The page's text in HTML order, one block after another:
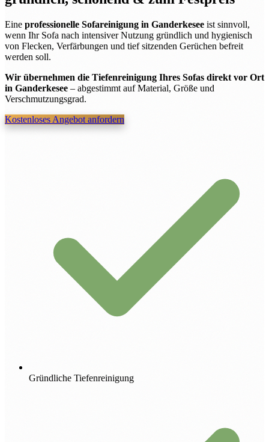
Eine professionelle Sofareinigung in Ganderkesee ist sinnvoll,
wenn Ihr Sofa nach intensiver Nutzung gründlich und hygienisch
von Flecken, Verfärbungen und tief sitzenden Gerüchen befreit
werden soll.
Wir übernehmen die Tiefenreinigung Ihres Sofas direkt vor Ort
in Ganderkesee– abgestimmt auf Material, Größe und
Verschmutzungsgrad.
Kostenloses Angebot anfordern
Gründliche Tiefenreinigung